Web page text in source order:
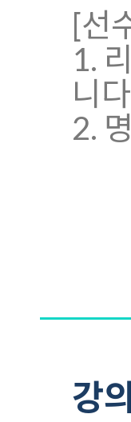
[선
1.
니
2.
강